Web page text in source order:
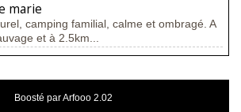
marie
camping familial, calme et ombragé. A
et à 2.5km...
Boosté par Arfooo 2.02